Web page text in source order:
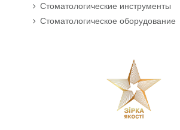
Стоматологические инструменты
Стоматологическое оборудование